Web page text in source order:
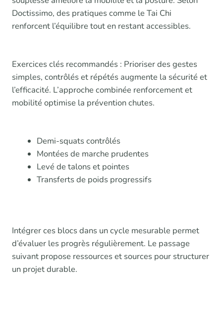
Doctissimo, des pratiques comme le Tai Chi
renforcent l’équilibre tout en restant accessibles.
Exercices clés recommandés : Prioriser des gestes
simples, contrôlés et répétés augmente la sécurité et
l’efficacité. L’approche combinée renforcement et
mobilité optimise la prévention chutes.
Demi-squats contrôlés
Montées de marche prudentes
Levé de talons et pointes
Transferts de poids progressifs
Intégrer ces blocs dans un cycle mesurable permet
d’évaluer les progrès régulièrement. Le passage
suivant propose ressources et sources pour structurer
un projet durable.